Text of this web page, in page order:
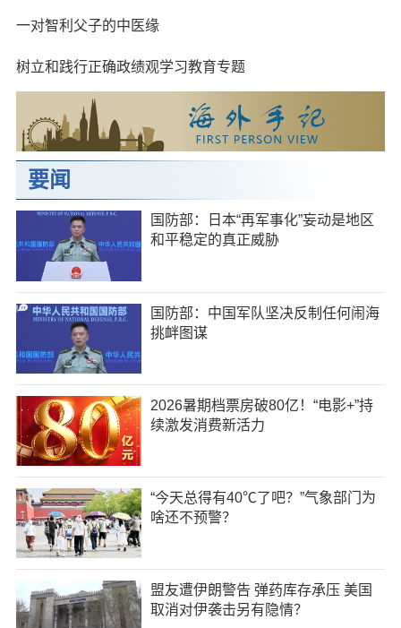
一对智利父子的中医缘
树立和践行正确政绩观学习教育专题
要闻
国防部：日本“再军事化”妄动是地区
和平稳定的真正威胁
国防部：中国军队坚决反制任何闹海
挑衅图谋
2026暑期档票房破80亿！“电影+”持
续激发消费新活力
“今天总得有40℃了吧？”气象部门为
啥还不预警？
盟友遭伊朗警告 弹药库存承压 美国
取消对伊袭击另有隐情？